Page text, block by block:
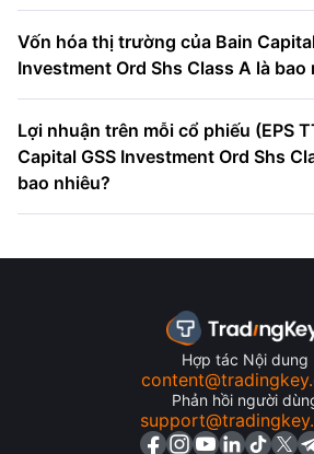
Vốn hóa thị trường của Bain
Investment Ord Shs Class A là bao
Lợi nhuận trên mỗi cổ phiếu (EPS
Capital GSS Investment Ord Shs
bao nhiêu?
Hợp tác Nội dung
Phản hồi người